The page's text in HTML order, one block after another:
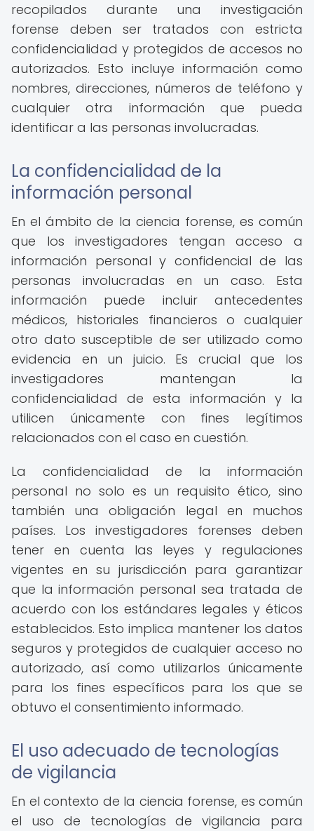
recopilados durante una investigación
forense deben ser tratados con estricta
confidencialidad y protegidos de accesos no
autorizados. Esto incluye información como
nombres, direcciones, números de teléfono y
cualquier otra información que pueda
identificar a las personas involucradas.
La confidencialidad de la
información personal
En el ámbito de la ciencia forense, es común
que los investigadores tengan acceso a
información personal y confidencial de las
personas involucradas en un caso. Esta
información puede incluir antecedentes
médicos, historiales financieros o cualquier
otro dato susceptible de ser utilizado como
evidencia en un juicio. Es crucial que los
investigadores mantengan la
confidencialidad de esta información y la
utilicen únicamente con fines legítimos
relacionados con el caso en cuestión.
La confidencialidad de la información
personal no solo es un requisito ético, sino
también una obligación legal en muchos
países. Los investigadores forenses deben
tener en cuenta las leyes y regulaciones
vigentes en su jurisdicción para garantizar
que la información personal sea tratada de
acuerdo con los estándares legales y éticos
establecidos. Esto implica mantener los datos
seguros y protegidos de cualquier acceso no
autorizado, así como utilizarlos únicamente
para los fines específicos para los que se
obtuvo el consentimiento informado.
El uso adecuado de tecnologías
de vigilancia
En el contexto de la ciencia forense, es común
el uso de tecnologías de vigilancia para